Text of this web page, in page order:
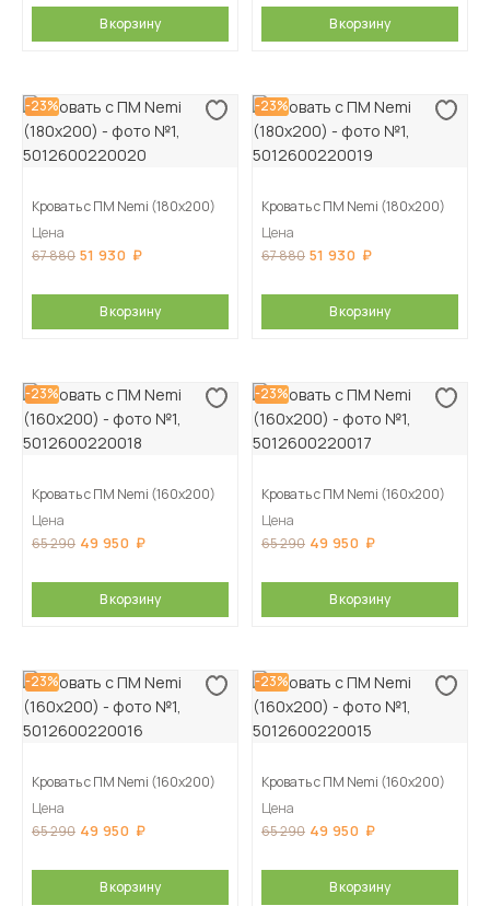
В корзину В корзину
-23%
Кровать с ПМ Nemi (180х200)
Цена
67 880 51 930
В корзину
-23%
Кровать с ПМ Nemi (180х200)
Цена
67 880 51 930
В корзину
-23%
Кровать с ПМ Nemi (160х200)
Цена
65 290 49 950
В корзину
-23%
Кровать с ПМ Nemi (160х200)
Цена
65 290 49 950
В корзину
-23%
Кровать с ПМ Nemi (160х200)
Цена
65 290 49 950
В корзину
-23%
Кровать с ПМ Nemi (160х200)
Цена
65 290 49 950
В корзину